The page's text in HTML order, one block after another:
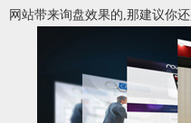
网站带来询盘效果的,那建议你